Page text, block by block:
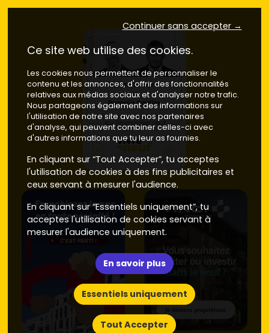
Continuer sans accepter →
Ce site web utilise des cookies.
Les cookies nous permettent de personnaliser le
contenu et les annonces, d'offrir des fonctionnalités
relatives aux médias sociaux et d'analyser notre trafic.
Nous partageons également des informations sur
l'utilisation de notre site avec nos partenaires
d'analyse, qui peuvent combiner celles-ci avec
d'autres informations que tu leur as fournies.
En cliquant sur “Tout Accepter”, tu acceptes
l'utilisation de cookies à des fins publicitaires et
ceux servant à mesurer l'audience.
En cliquant sur “Essentiels uniquement”, tu
acceptes l'utilisation de cookies servant à
mesurer l'audience uniquement.
En savoir plus
Essentiels uniquement
Tout Accepter